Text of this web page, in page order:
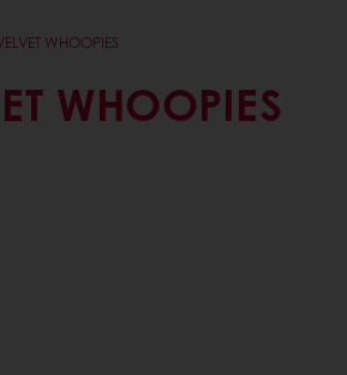
WHOOPIES
WHOOPIES